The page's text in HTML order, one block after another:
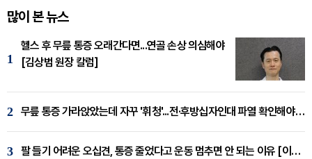
많이 본 뉴스
1
헬스 후 무릎 통증 오래간다면...연골 손상 의심해야
[김상범 원장 칼럼]
2 무릎 통증 가라앉았는데 자꾸 '휘청'...전·후방십자인대 파열 확인해야 [곽우경 원장 칼럼]
3 팔 들기 어려운 오십견, 통증 줄었다고 운동 멈추면 안 되는 이유 [이병욱 원장 칼럼]